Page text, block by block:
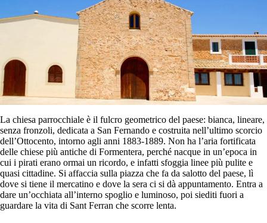
La chiesa parrocchiale è il fulcro geometrico del paese: bianca, lineare,
senza fronzoli, dedicata a San Fernando e costruita nell’ultimo scorcio
dell’Ottocento, intorno agli anni 1883-1889. Non ha l’aria fortificata
delle chiese più antiche di Formentera, perché nacque in un’epoca in
cui i pirati erano ormai un ricordo, e infatti sfoggia linee più pulite e
quasi cittadine. Si affaccia sulla piazza che fa da salotto del paese, lì
dove si tiene il mercatino e dove la sera ci si dà appuntamento. Entra a
dare un’occhiata all’interno spoglio e luminoso, poi siediti fuori a
guardare la vita di Sant Ferran che scorre lenta.